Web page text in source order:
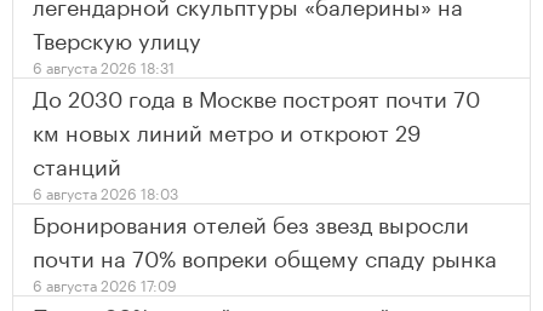
Тверскую улицу
6 августа 2026 18:31
До 2030 года в Москве построят почти 70
км новых линий метро и откроют 29
станций
6 августа 2026 18:03
Бронирования отелей без звезд выросли
почти на 70% вопреки общему спаду рынка
6 августа 2026 17:09